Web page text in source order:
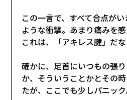
この一言で、すべて合点が
ような衝撃。あまり痛みを感
これは、「アキレス腱」だな
確かに、足首にいつもの張
か、そういうことかとその
たが、ここでも少しパニック